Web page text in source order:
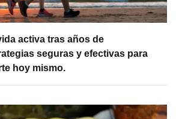
activa tras años de
seguras y efectivas para
hoy mismo.